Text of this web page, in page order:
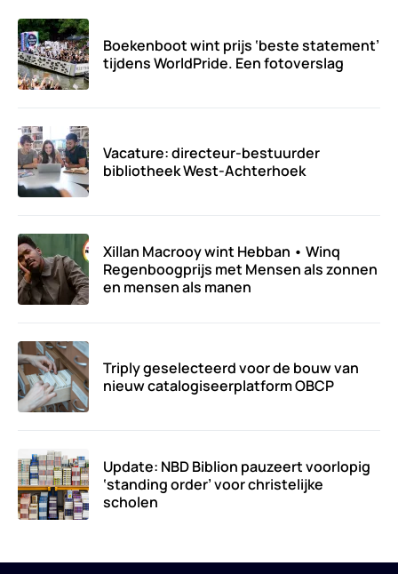
Boekenboot wint prijs ‘beste statement’
tijdens WorldPride. Een fotoverslag
Vacature: directeur-bestuurder
bibliotheek West-Achterhoek
Xillan Macrooy wint Hebban • Winq
Regenboogprijs met Mensen als zonnen
en mensen als manen
Triply geselecteerd voor de bouw van
nieuw catalogiseerplatform OBCP
Update: NBD Biblion pauzeert voorlopig
‘standing order’ voor christelijke
scholen